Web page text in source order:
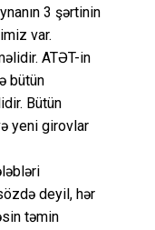
3 şərtinin
var.
ATƏT-in
bütün
Bütün
yeni girovlar
deyil, hər
təmin